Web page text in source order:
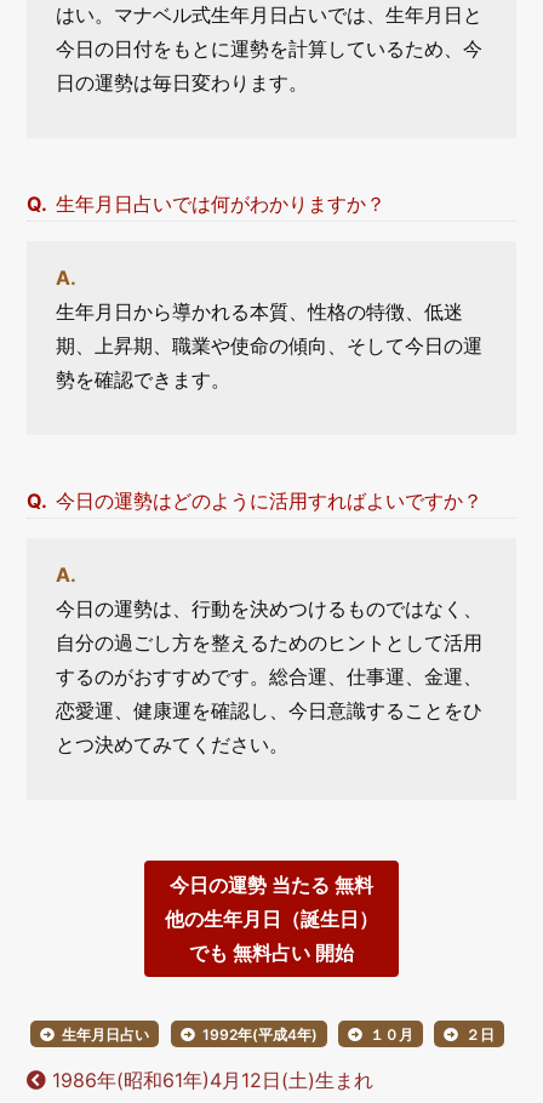
はい。マナベル式生年月日占いでは、生年月日と
今日の日付をもとに運勢を計算しているため、今
日の運勢は毎日変わります。
生年月日占いでは何がわかりますか？
生年月日から導かれる本質、性格の特徴、低迷
期、上昇期、職業や使命の傾向、そして今日の運
勢を確認できます。
今日の運勢はどのように活用すればよいですか？
今日の運勢は、行動を決めつけるものではなく、
自分の過ごし方を整えるためのヒントとして活用
するのがおすすめです。総合運、仕事運、金運、
恋愛運、健康運を確認し、今日意識することをひ
とつ決めてみてください。
今日の運勢 当たる 無料
他の生年月日（誕生日）
でも 無料占い 開始
生年月日占い 1992年(平成4年) １０月 ２日
1986年(昭和61年)4月12日(土)生まれ